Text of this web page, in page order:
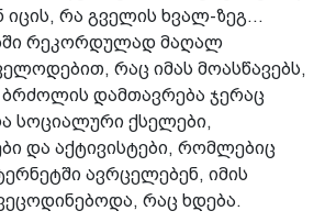
იცის, რა გველის ხვალ-ზეგ...
რეკორდულად მაღალ
რაც იმას მოასწავებს,
დამთავრება ჯერაც
სოციალური ქსელები,
და აქტივისტები, რომლებიც
ავრცელებენ, იმის
რაც ხდება.